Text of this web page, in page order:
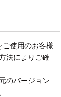
ご使用のお客様
法によりご確
のバージョン